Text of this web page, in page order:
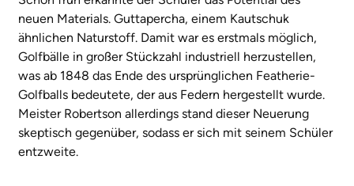
neuen Materials. Guttapercha, einem Kautschuk
ähnlichen Naturstoff. Damit war es erstmals möglich,
Golfbälle in großer Stückzahl industriell herzustellen,
was ab 1848 das Ende des ursprünglichen Featherie-
Golfballs bedeutete, der aus Federn hergestellt wurde.
Meister Robertson allerdings stand dieser Neuerung
skeptisch gegenüber, sodass er sich mit seinem Schüler
entzweite.